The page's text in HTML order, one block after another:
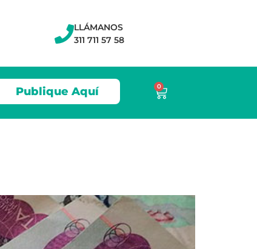
LLÁMANOS
311 711 57 58
Publique Aquí 0